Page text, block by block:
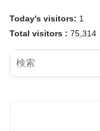
Today's visitors: 1
Total visitors : 75,314